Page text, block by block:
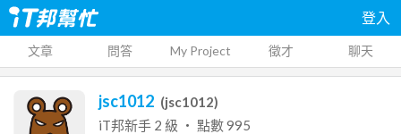
登入
文章 問答 My Project 徵才 聊天
jsc1012 (jsc1012)
iT邦新手 2 級 ‧ 點數995